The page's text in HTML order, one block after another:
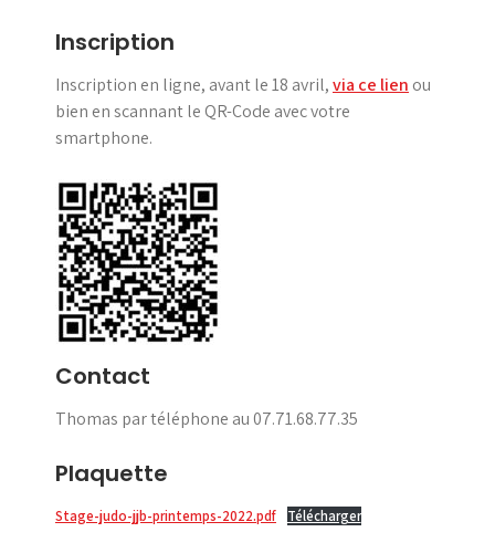
Inscription
Inscription en ligne, avant le 18 avril,via ce lien ou
bien en scannant le QR-Code avec votre
smartphone.
Contact
Thomas par téléphone au 07.71.68.77.35
Plaquette
Stage-judo-jjb-printemps-2022.pdf Télécharger